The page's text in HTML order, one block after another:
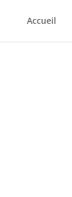
Accueil